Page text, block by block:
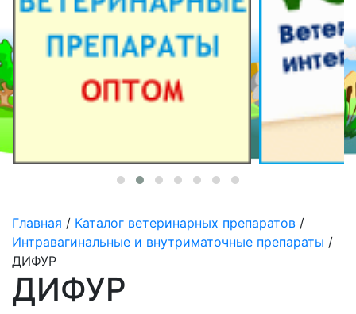
Главная / Каталог ветеринарных препаратов /
Интравагинальные и внутриматочные препараты /
ДИФУР
ДИФУР